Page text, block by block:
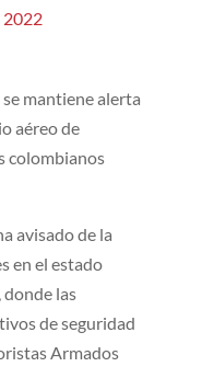
2022
mantiene alerta
aéreo de
colombianos
avisado de la
en el estado
las
de seguridad
Armados